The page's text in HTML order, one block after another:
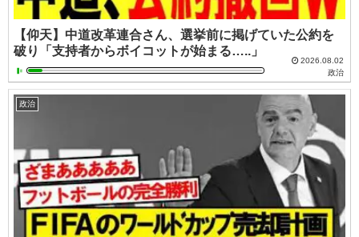
【仰天】中道改革連合さん、選挙前に掲げていた公約を
破り「支持者からボイコットが始まる…..」
2026.08.02
政治
政治